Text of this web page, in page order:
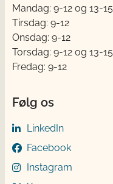
Mandag: 9-12 og 13-15
Tirsdag: 9-12
Onsdag: 9-12
Torsdag: 9-12 og 13-15
Fredag: 9-12
Følg os
LinkedIn
Facebook
Instagram